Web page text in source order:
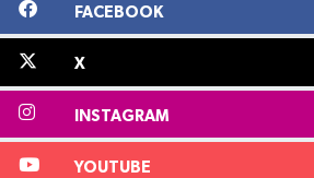
FACEBOOK
X
INSTAGRAM
YOUTUBE